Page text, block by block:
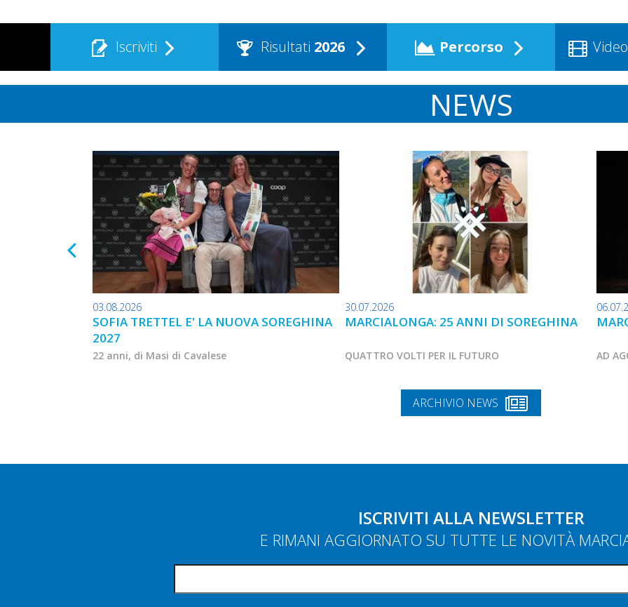
Iscriviti Risultati 2026 Percorso Video
NEWS
03.08.2026
SOFIA TRETTEL E' LA NUOVA SOREGHINA
2027
22 anni, di Masi di Cavalese
30.07.2026
MARCIALONGA: 25 ANNI DI SOREGHINA
QUATTRO VOLTI PER IL FUTURO AD
ARCHIVIO NEWS
ISCRIVITI ALLA NEWSLETTER
E RIMANI AGGIORNATO SU TUTTE LE NOVITÀ